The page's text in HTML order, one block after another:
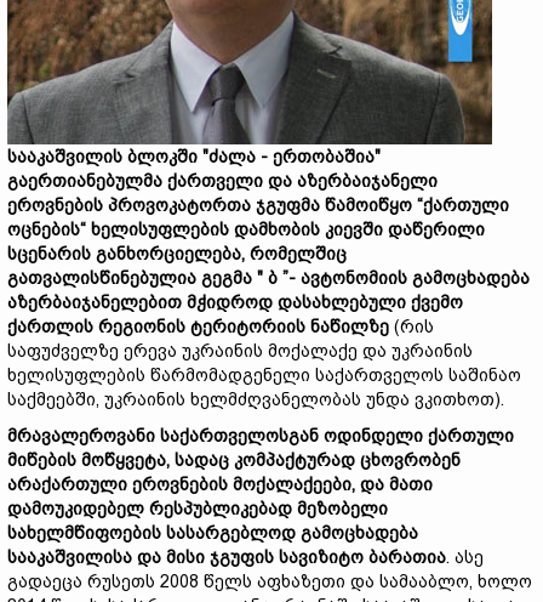
სააკაშვილის ბლოკში "ძალა - ერთობაშია"
გაერთიანებულმა ქართველი და აზერბაიჯანელი
ეროვნების პროვოკატორთა ჯგუფმა წამოიწყო “ქართული
ოცნების“ ხელისუფლების დამხობის კიევში დაწერილი
სცენარის განხორციელება, რომელშიც
გათვალისწინებულია გეგმა " ბ ”- ავტონომიის გამოცხადება
აზერბაიჯანელებით მჭიდროდ დასახლებული ქვემო
ქართლის რეგიონის ტერიტორიის ნაწილზე (რის
საფუძველზე ერევა უკრაინის მოქალაქე და უკრაინის
ხელისუფლების წარმომადგენელი საქართველოს საშინაო
საქმეებში, უკრაინის ხელმძღვანელობას უნდა ვკითხოთ).
მრავალეროვანი საქართველოსგან ოდინდელი ქართული
მიწების მოწყვეტა, სადაც კომპაქტურად ცხოვრობენ
არაქართული ეროვნების მოქალაქეები, და მათი
დამოუკიდებელ რესპუბლიკებად მეზობელი
სახელმწიფოების სასარგებლოდ გამოცხადება
სააკაშვილისა და მისი ჯგუფის სავიზიტო ბარათია. ასე
გადაეცა რუსეთს 2008 წელს აფხაზეთი და სამააბლო, ხოლო